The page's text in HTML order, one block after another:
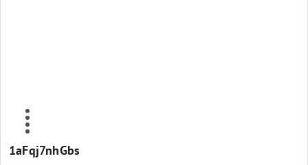
1aFqj7nhGbs